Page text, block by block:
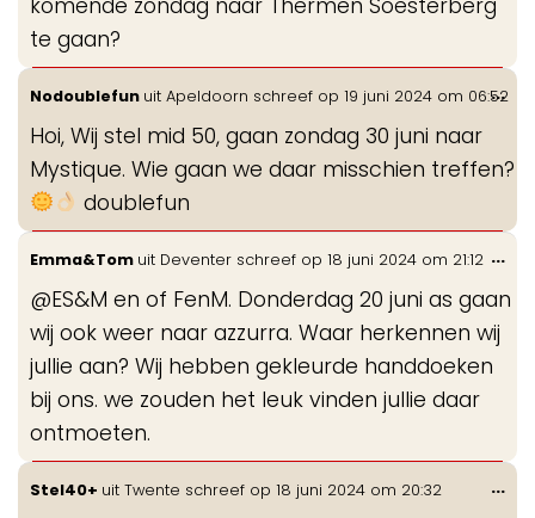
te gaan?
Nodoublefun uit Apeldoorn schreef op 19 juni 2024 om 06:52
Hoi, Wij stel mid 50, gaan zondag 30 juni naar
Mystique. Wie gaan we daar misschien treffen?
doublefun
...
Emma&Tom uit Deventer schreef op 18 juni 2024 om 21:12
@ES&M en of FenM. Donderdag 20 juni as gaan
wij ook weer naar azzurra. Waar herkennen wij
jullie aan? Wij hebben gekleurde handdoeken
bij ons. we zouden het leuk vinden jullie daar
ontmoeten.
...
Stel40+ uit Twente schreef op 18 juni 2024 om 20:32 ...